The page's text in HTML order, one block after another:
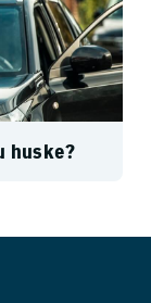
huske?